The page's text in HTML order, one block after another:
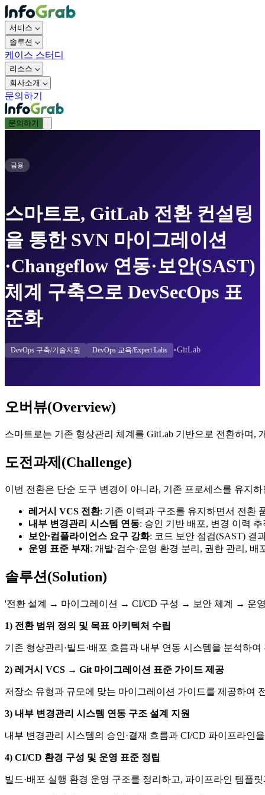
서비스
솔루션
케이스 스터디
리소스
회사소개
문의하기
문의하기
금융
스마트로, GitLab 전환 컨설팅
을 통한 SVN 마이그레이션
·Changeflow 연동·보안(SAST)
체계 구축으로 DevSecOps 표
준화
DevOps 구축/기술지원 DevOps 교육/Expert Labs •GitLab
오버뷰(Overview)
스마트로는 기존 형상관리 체계를 GitLab 기반으로 전환하며,
도전과제(Challenge)
이번 전환은 단순 도구 변경이 아니라, 기존 프로세스를 유지
레거시 VCS 전환: 기존 이력과 구조를 유지하면서 전환
내부 변경관리 시스템 연동: 승인 기반 배포, 변경 이력
보안·컴플라이언스 요구 강화: 코드 보안 점검(SAST) 결
운영 표준 부재 : 개발·검수·운영 환경 분리, 권한 관리,
솔루션(Solution)
'전환 설계 → 마이그레이션 → CI/CD 구성 → 보안 체계 → 운영
1) 전환 범위 정의 및 목표 아키텍처 수립
기존 형상관리·빌드·배포 흐름과 내부 연동 시스템을 분석하
2) 레거시 VCS → Git 마이그레이션 표준 가이드 제공
저장소 유형과 규모에 맞는 마이그레이션 가이드를 제공하여
3) 내부 변경관리 시스템 연동 구조 설계 지원
내부 변경관리 시스템의 승인·결재 흐름과 CI/CD 파이프라인
4) CI/CD 환경 구성 및 운영 표준 정립
빌드·배포 실행 환경 운영 구조를 정리하고, 파이프라인 템플